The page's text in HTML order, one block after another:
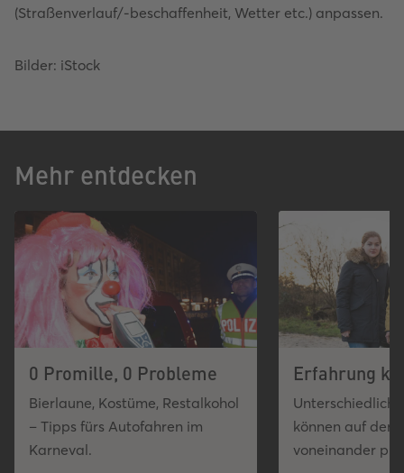
(Straßenverlauf/-beschaffenheit, Wetter etc.) anpassen.
Bilder: iStock
Mehr entdecken
0 Promille, 0 Probleme
Bierlaune, Kostüme, Restalkohol
– Tipps fürs Autofahren im
Karneval.
Erfahrung
können auf der
voneinander